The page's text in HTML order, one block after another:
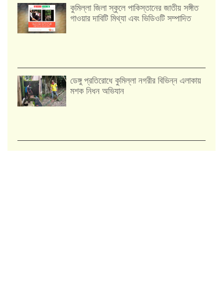
কুমিল্লা জিলা স্কুলে পাকিস্তানের জাতীয় সঙ্গীত
গাওয়ার দাবিটি মিথ্যা এবং ভিডিওটি সম্পাদিত
ডেঙ্গু প্রতিরোধে কুমিল্লা নগরীর বিভিন্ন এলাকায়
মশক নিধন অভিযান